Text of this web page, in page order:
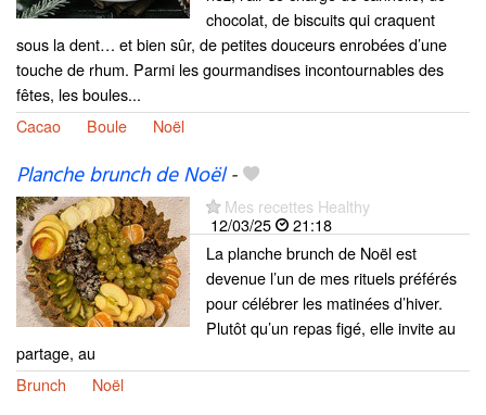
chocolat, de biscuits qui craquent
sous la dent… et bien sûr, de petites douceurs enrobées d’une
touche de rhum. Parmi les gourmandises incontournables des
fêtes, les boules...
Cacao
Boule Noël
Planche brunch de Noël-
Mes recettes Healthy
12/03/25
21:18
La planche brunch de Noël est
devenue l’un de mes rituels préférés
pour célébrer les matinées d’hiver.
Plutôt qu’un repas figé, elle invite au
partage, au
Brunch
Noël